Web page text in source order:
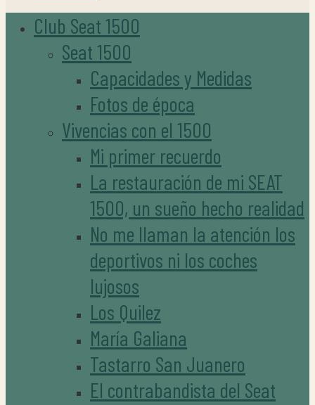
Club Seat 1500
Seat 1500
Capacidades y Medidas
Fotos de época
Vivencias con el 1500
Mi primer recuerdo
La restauración de mi SEAT
1500, un sueño hecho realidad
No me llaman la atención los
deportivos ni los coches
lujosos
Los Quilez
María Galiana
Tastarro San Juanero
El contrabandista del Seat